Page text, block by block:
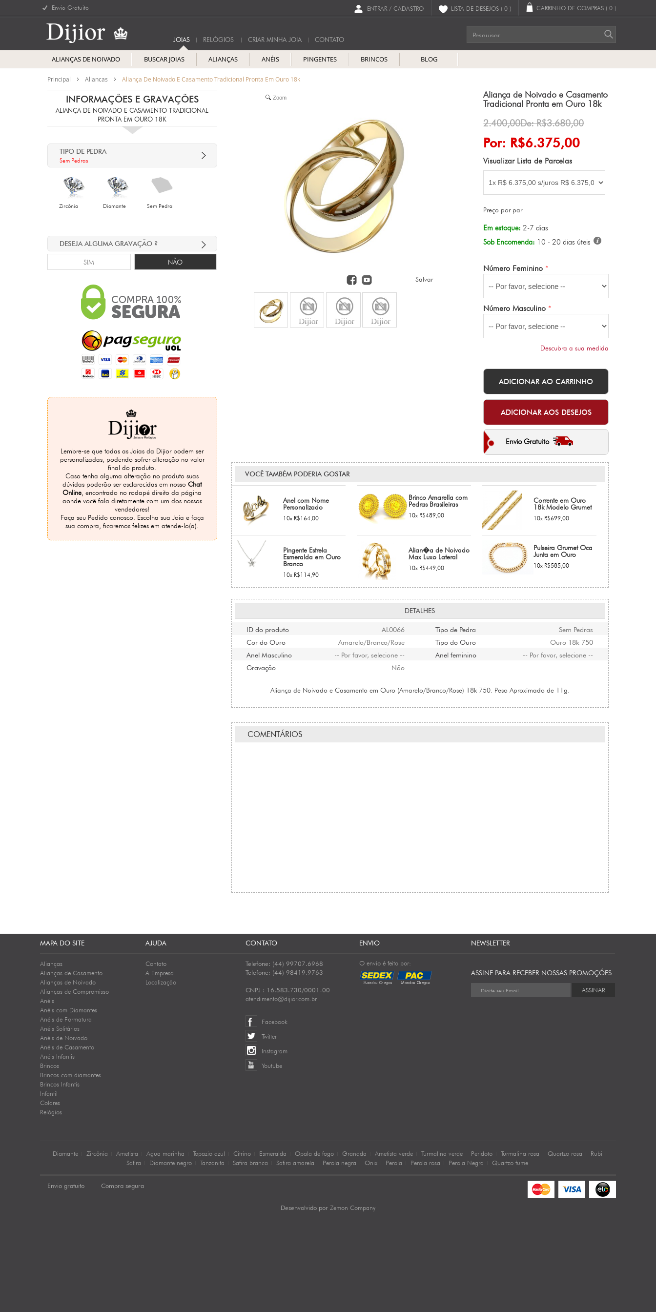
Envio Gratuito ENTRAR / CADASTRO LISTA DE DESEJOS ( 0 ) CARRINHO DE COMPRAS ( 0 )
JOIAS RELÓGIOS CRIAR MINHA JOIA CONTATO
ALIANÇAS DE NOIVADO BUSCAR JOIAS ALIANÇAS ANÉIS PINGENTES BRINCOS BLOG
Principal Aliancas Aliança De Noivado E Casamento Tradicional Pronta Em Ouro 18k
Zoom
Salvar
INFORMAÇÕES E GRAVAÇÕES
ALIANÇA DE NOIVADO E CASAMENTO TRADICIONAL
PRONTA EM OURO 18K
TIPO DE PEDRA
Sem Pedras
Zircônia Diamante Sem Pedra
DESEJA ALGUMA GRAVAÇÃO ?
SIM NÃO
Lembre-se que todas as Joias da Dijior podem ser
personalizadas, podendo sofrer alteração no valor
final do produto.
Caso tenha alguma alteração no produto suas
dúvidas poderão ser esclarecidas em nossoChat
Online , encontrado no rodapé direito da página
aonde você fala diretamente com um dos nossos
vendedores!
Faça seu Pedido conosco. Escolha sua Joia e faça
sua compra, ficaremos felizes em atende-lo(a).
Aliança de Noivado e Casamento
Tradicional Pronta em Ouro 18k
2.400,00De: R$3.680,00
Por: R$6.375,00
Visualizar Lista de Parcelas
Preço por par
Em estoque: 2-7 dias
Sob Encomenda: 10 - 20 dias úteis
Número Feminino *
Número Masculino *
Descubra a sua medida
Envio Gratuito
VOCÊ TAMBÉM PODERIA GOSTAR
Anel com Nome
Personalizado
10x R$164,00
Brinco Amarella com
Pedras Brasileiras
10x R$489,00
Corrente em Ouro
18k Modelo Grumet
10x R$699,00
Pingente Estrela
Esmeralda em Ouro
Branco
10x R$114,90
Alian�a de Noivado
Max Luxo Lateral
10x R$449,00
Pulseira Grumet Oca
Junta em Ouro
10x R$585,00
DETALHES
ID do produto AL0066
Cor do Ouro Amarelo/Branco/Rose
Anel Masculino -- Por favor, selecione --
Gravação Não
Tipo de Pedra Sem Pedras
Tipo do Ouro Ouro 18k 750
Anel feminino -- Por favor, selecione --
Aliança de Noivado e Casamento em Ouro (Amarelo/Branco/Rose) 18k 750. Peso Aproximado de 11g.
COMENTÁRIOS
MAPA DO SITE
Alianças
Alianças de Casamento
Alianças de Noivado
Alianças de Compromisso
Anéis
Anéis com Diamantes
Anéis de Formatura
Anéis Solitários
Anéis de Noivado
Anéis de Casamento
Anéis Infantis
Brincos
Brincos com diamantes
Brincos Infantis
Infantil
Colares
Relógios
AJUDA
Contato
A Empresa
Localização
CONTATO
Telefone: (44) 99707.6968
Telefone: (44) 98419.9763
CNPJ : 16.583.730/0001-00
atendimento@dijior.com.br
Facebook
Twitter
Instagram
Youtube
ENVIO
O envio é feito por:
NEWSLETTER
ASSINE PARA RECEBER NOSSAS PROMOÇÕES
ASSINAR
Diamante Zircônia Ametista Agua marinha Topazio azul Citrino Esmeralda Opala de fogo Granada Ametista verde Turmalina verde Peridoto Turmalina rosa Quartzo rosa
Rubi
Safira
Diamante negro Tanzanita Safira branca Safira amarela Perola negra Onix Perola Perola rosa Perola Negra Quartzo fume
Envio gratuito Compra segura
Desenvolvido por Zemon Company